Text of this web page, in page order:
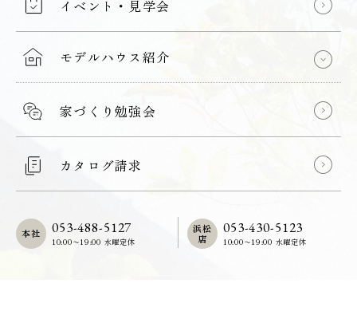
イベント・見学会
モデルハウス紹介
家づくり勉強会
カタログ請求
053-488-5127
10:00〜19:00 水曜定休
本社 053-430-5123
10:00〜19:00 水曜定休
浜松
店